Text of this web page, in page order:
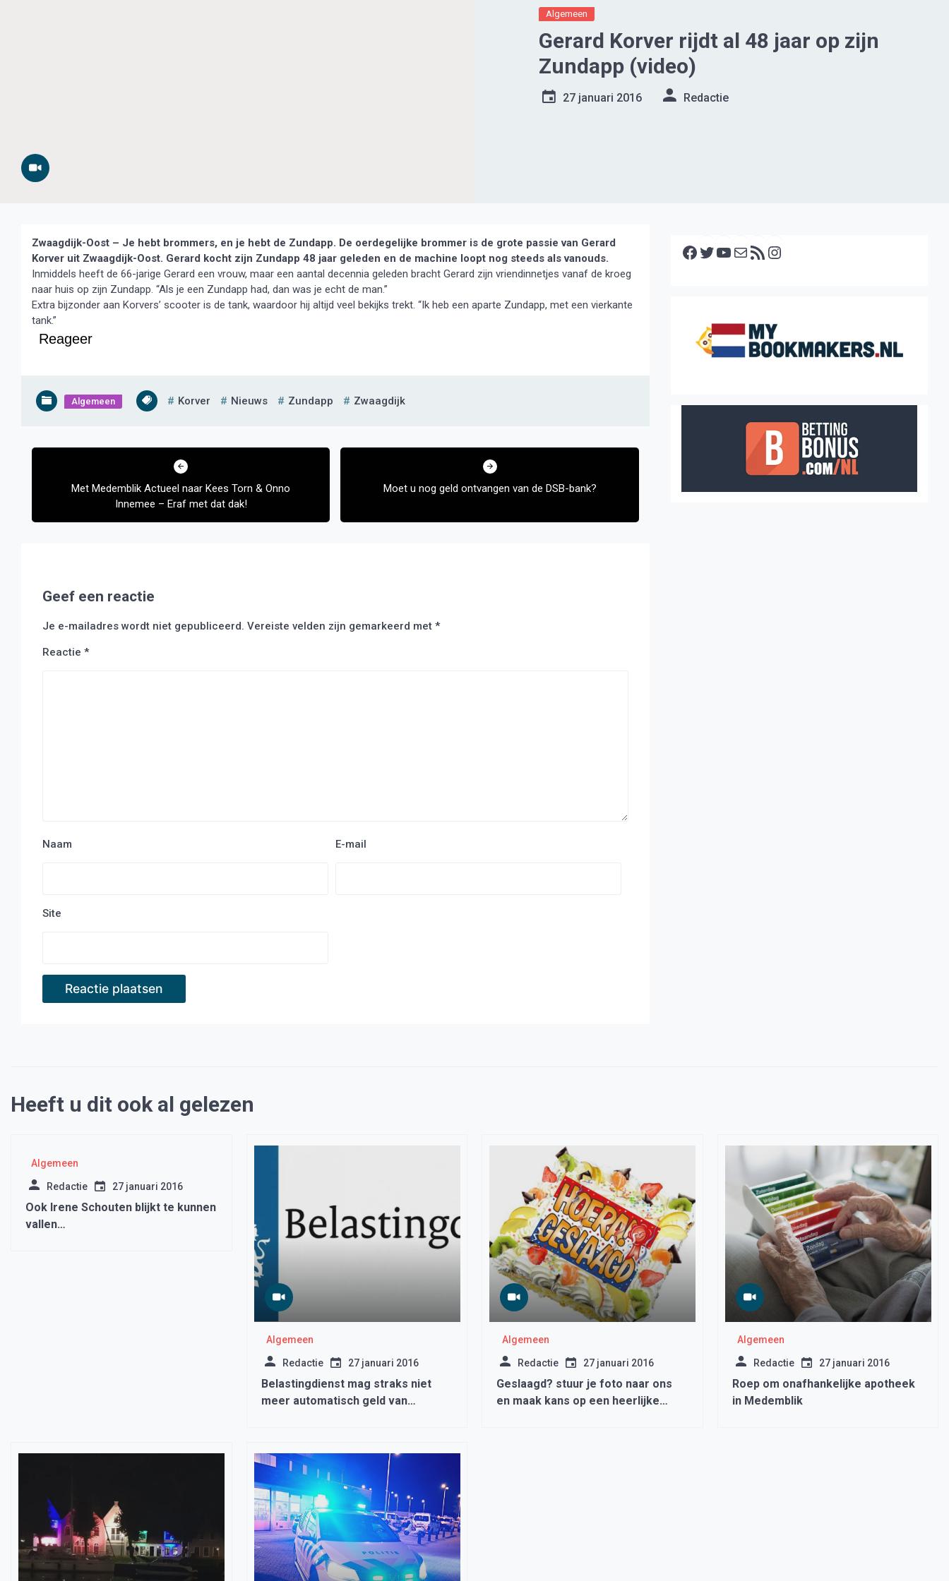
Algemeen
Gerard Korver rijdt al 48 jaar op zijn
Zundapp (video)
27 januari 2016 Redactie
Zwaagdijk-Oost – Je hebt brommers, en je hebt de Zundapp. De oerdegelijke brommer is de grote passie van Gerard
Korver uit Zwaagdijk-Oost. Gerard kocht zijn Zundapp 48 jaar geleden en de machine loopt nog steeds als vanouds.
Inmiddels heeft de 66-jarige Gerard een vrouw, maar een aantal decennia geleden bracht Gerard zijn vriendinnetjes vanaf de kroeg
naar huis op zijn Zundapp. “Als je een Zundapp had, dan was je echt de man.”
Extra bijzonder aan Korvers’ scooter is de tank, waardoor hij altijd veel bekijks trekt. “Ik heb een aparte Zundapp, met een vierkante
tank.”
Reageer
Algemeen Korver Nieuws Zundapp Zwaagdijk
Bericht
Met Medemblik Actueel naar Kees Torn & Onno
Innemee – Eraf met dat dak!
Moet u nog geld ontvangen van de DSB-bank?
Geef een reactie
Je e-mailadres wordt niet gepubliceerd. Vereiste velden zijn gemarkeerd met *
Reactie *
Naam E-mail
Site
Facebook Twitter YouTube E-mail RSS feed
Heeft u dit ook al gelezen
Algemeen
Redactie 27 januari 2016
Ook Irene Schouten blijkt te kunnen
vallen…
Algemeen
Redactie 27 januari 2016
Belastingdienst mag straks niet
meer automatisch geld van
Algemeen
Redactie 27 januari 2016
Geslaagd? stuur je foto naar ons
en maak kans op een heerlijke
Algemeen
Redactie 27 januari 2016
Roep om onafhankelijke apotheek
in Medemblik